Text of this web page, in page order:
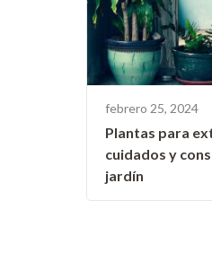
febrero 25, 2024
Plantas para
cuidados y
jardín